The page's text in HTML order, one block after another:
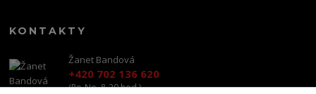
KONTAKTY
Žanet Bandová
+420 702 136 620
(Po-Ne, 8-20 hod.)